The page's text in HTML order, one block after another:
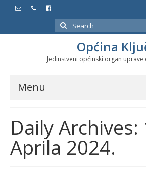
Search
for:
Općina
Jedinstveni općinski organ uprave
Menu
Službeni glasnici
Javne nabavke
Daily Archives:
Aprila 2024.